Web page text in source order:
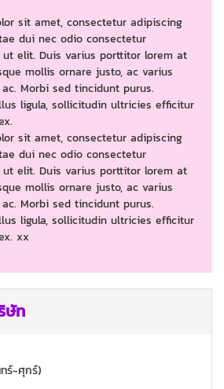
sit amet, consectetur adipiscing
dui nec odio consectetur
ut elit. Duis varius porttitor lorem at
mollis ornare justo, ac varius
Morbi sed tincidunt purus.
ligula, sollicitudin ultricies efficitur
sit amet, consectetur adipiscing
dui nec odio consectetur
ut elit. Duis varius porttitor lorem at
mollis ornare justo, ac varius
Morbi sed tincidunt purus.
ligula, sollicitudin ultricies efficitur
xx
ษัท
ร์-ศุกร์)